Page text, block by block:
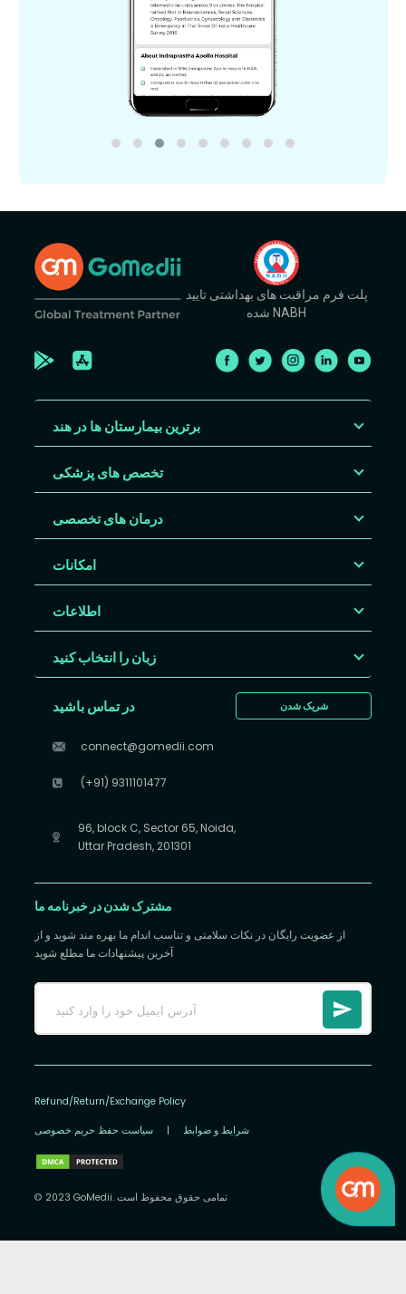
پلت فرم مراقبت های بهداشتی تایید
شده NABH
برترین بیمارستان ها در هند
تخصص های پزشکی
درمان های تخصصی
امکانات
اطلاعات
زبان را انتخاب کنید
شریک شدن در تماس باشید
connect@gomedii.com
(+91) 9311101477
96, block C, Sector 65, Noida,
Uttar Pradesh, 201301
مشترک شدن در خبرنامه ما
از عضویت رایگان در نکات سلامتی و تناسب اندام ما بهره مند شوید و از
آخرین پیشنهادات ما مطلع شوید
Refund/Return/Exchange Policy
سیاست حفظ حریم خصوصی | شرایط و ضوابط
© 2023 GoMedii. تمامی حقوق محفوظ است